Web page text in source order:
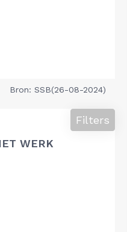
Bron: SSB(26-08-2024)
WERK
Filters